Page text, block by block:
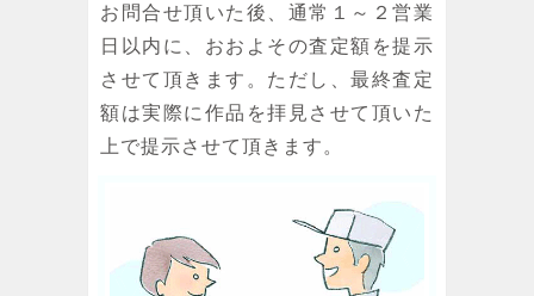
お問合せ頂いた後、通常１～２営業
日以内に、おおよその査定額を提示
させて頂きます。ただし、最終査定
額は実際に作品を拝見させて頂いた
上で提示させて頂きます。